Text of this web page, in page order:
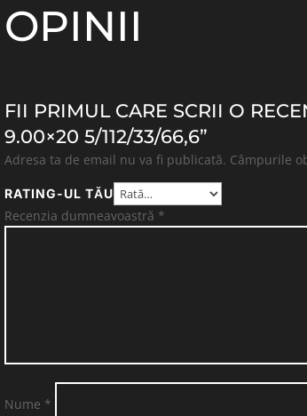
OPINII
FII PRIMUL CARE SCRII O
9.00×20 5/112/33/66,6”
Adresa ta de email nu va fi publicată. Câmpurile
RATING-UL TĂU
Recenzia dumneavoastră *
Nume *